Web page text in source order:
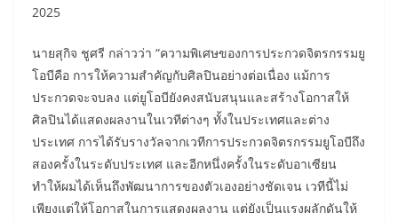
2025
นายสุกิจ ชูศรี กล่าวว่า “ความพิเศษของการประกวดจิตรกรรมยู
โอบีคือ การให้ความสำคัญกับศิลปินอย่างต่อเนื่อง แม้การ
ประกวดจะจบลง แต่ยูโอบียังคงสนับสนุนและสร้างโอกาสให้
ศิลปินได้แสดงผลงานในเวทีต่างๆ ทั้งในประเทศและต่าง
ประเทศ การได้รับรางวัลจากเวทีการประกวดจิตรกรรมยูโอบีถึง
สองครั้งในระดับประเทศ และอีกหนึ่งครั้งในระดับอาเซียน
ทำให้ผมได้เห็นถึงพัฒนาการของตัวเองอย่างชัดเจน เวทีนี้ไม่
เพียงแต่ให้โอกาสในการแสดงผลงาน แต่ยังเป็นแรงผลักดันให้